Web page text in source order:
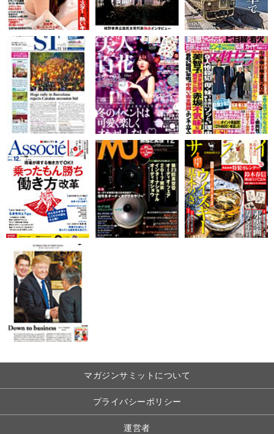
マガジンサミットについて
プライバシーポリシー
運営者